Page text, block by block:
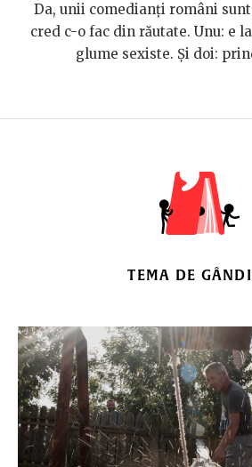
Da, unii comedianți români
cred c-o fac din răutate. Unu: e
glume sexiste. Și doi:
TEMA DE